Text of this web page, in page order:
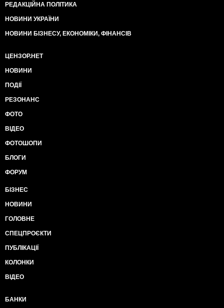
РЕДАКЦІЙНА ПОЛІТИКА
НОВИНИ УКРАЇНИ
НОВИНИ БІЗНЕСУ, ЕКОНОМІКИ, ФІНАНСІВ
ЦЕНЗОР.НЕТ
НОВИНИ
ПОДІЇ
РЕЗОНАНС
ФОТО
ВІДЕО
ФОТОШОПИ
БЛОГИ
ФОРУМ
БІЗНЕС
НОВИНИ
ГОЛОВНЕ
СПЕЦПРОЄКТИ
ПУБЛІКАЦІЇ
КОЛОНКИ
ВІДЕО
БАНКИ